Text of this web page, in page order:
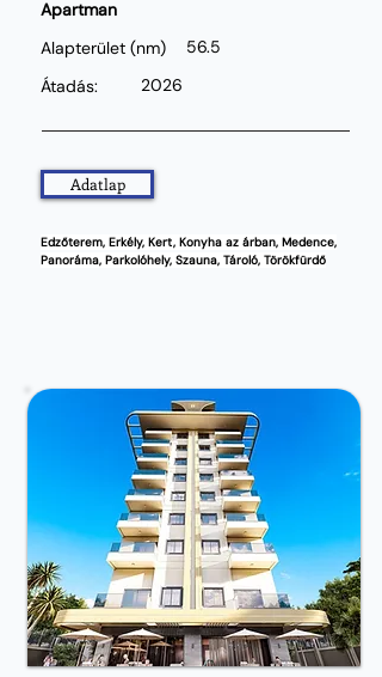
Apartman
Alapterület (nm)
56.5
Átadás:
2026
Adatlap
Edzőterem, Erkély, Kert, Konyha az árban, Medence,
Panoráma, Parkolóhely, Szauna, Tároló, Törökfürdő